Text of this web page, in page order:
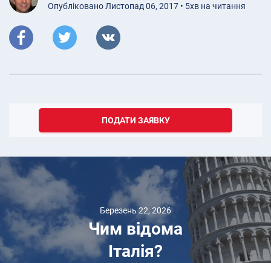
Опубліковано Листопад 06, 2017 • 5хв на читання
ПОДАТИ ЗАЯВКУ
Березень 22, 2026
Чим відома
Італія?